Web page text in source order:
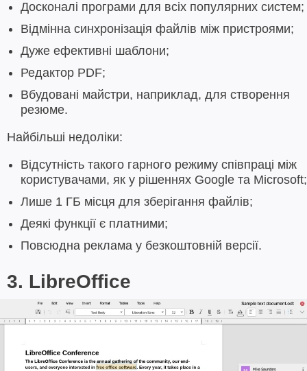
Досконалі програми для всіх популярних систем;
Відмінна синхронізація файлів між пристроями;
Дуже ефективні шаблони;
Редактор PDF;
Вбудовані майстри, наприклад, для створення
резюме.
Найбільші недоліки:
Відсутність такого гарного режиму співпраці між
користувачами, як у рішеннях Google та Microsoft;
Лише 1 ГБ місця для зберігання файлів;
Деякі функції є платними;
Повсюдна реклама у безкоштовній версії.
3. LibreOffice